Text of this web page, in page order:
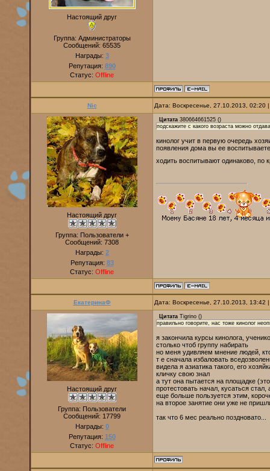
Настоящий друг
Группа: Администраторы
Сообщений: 65535
Награды: 3
Репутация: 890
Статус: Offline
Nic Дата: Воскресенье, 27.10.2013,
Настоящий друг
Группа: Пользователи +
Сообщений: 7308
Награды: 2
Репутация: 83
Статус: Offline
Цитата 380664661525 ()
подскажите с какого возраста можно
кинолог учит в первую очередь
появления дома вы ее
ходить воспитывают одинаково,
ЕкатеринаФ Дата: Воскресенье, 27.10.2013,
Настоящий друг
Группа: Пользователи
Сообщений: 17799
Награды: 0
Репутация: 150
Статус: Offline
Цитата Tigrino ()
правильно говорите, нас тоже кинолог
я закончила курсы кинолога,
столько чтоб группу набирать
но меня удивляем мнение людей,
т е сначала избаловать
видела я азиатика такого, его
кличку свою знал
а тут она пытается на площадке
протестовать начал, кусаться
еще больше пользуется этим,
на второе занятие они уже не
так что 6 мес реально поздновато...